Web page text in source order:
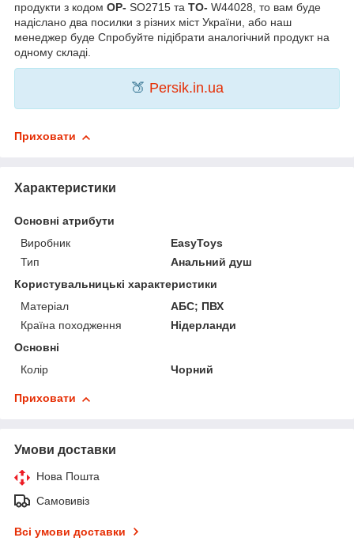
продукти з кодом OP- SO2715 та TO- W44028, то вам буде
надіслано два посилки з різних міст України, або наш
менеджер буде Спробуйте підібрати аналогічний продукт на
одному складі.
🍑 Persik.in.ua
Приховати
Характеристики
Основні атрибути
Виробник
EasyToys
Тип
Анальний душ
Користувальницькі характеристики
Матеріал
АБС; ПВХ
Країна походження
Нідерланди
Основні
Колір
Чорний
Приховати
Умови доставки
Нова Пошта
Самовивіз
Всі умови доставки